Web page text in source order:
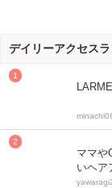
デイリーアクセス
ママや
いヘ